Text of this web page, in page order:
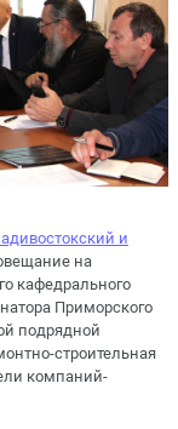
и
на
кафедрального
Приморского
подрядной
строительная
компаний-